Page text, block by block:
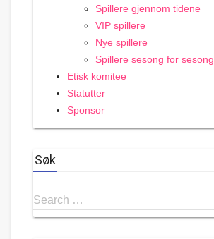
Spillere gjennom tidene
VIP spillere
Nye spillere
Spillere sesong for sesong
Etisk komitee
Statutter
Sponsor
Søk
Search
for
Search …